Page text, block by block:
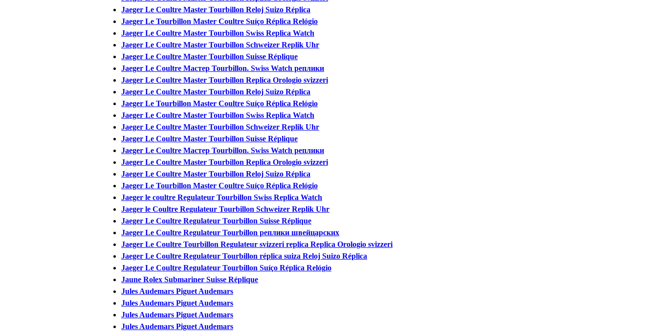
Jaeger Le Coultre Master Tourbillon Reloj Suizo Réplica
Jaeger Le Tourbillon Master Coultre Suíço Réplica Relógio
Jaeger Le Coultre Master Tourbillon Swiss Replica Watch
Jaeger Le Coultre Master Tourbillon Schweizer Replik Uhr
Jaeger Le Coultre Master Tourbillon Suisse Réplique
Jaeger Le Coultre Мастер Tourbillon. Swiss Watch реплики
Jaeger Le Coultre Master Tourbillon Replica Orologio svizzeri
Jaeger Le Coultre Master Tourbillon Reloj Suizo Réplica
Jaeger Le Tourbillon Master Coultre Suíço Réplica Relógio
Jaeger Le Coultre Master Tourbillon Swiss Replica Watch
Jaeger Le Coultre Master Tourbillon Schweizer Replik Uhr
Jaeger Le Coultre Master Tourbillon Suisse Réplique
Jaeger Le Coultre Мастер Tourbillon. Swiss Watch реплики
Jaeger Le Coultre Master Tourbillon Replica Orologio svizzeri
Jaeger Le Coultre Master Tourbillon Reloj Suizo Réplica
Jaeger Le Tourbillon Master Coultre Suíço Réplica Relógio
Jaeger le coultre Regulateur Tourbillon Swiss Replica Watch
Jaeger le Coultre Regulateur Tourbillon Schweizer Replik Uhr
Jaeger Le Coultre Regulateur Tourbillon Suisse Réplique
Jaeger Le Coultre Regulateur Tourbillon реплики швейцарских
Jaeger Le Coultre Tourbillon Regulateur svizzeri replica Replica Orologio svizzeri
Jaeger Le Coultre Regulateur Tourbillon réplica suiza Reloj Suizo Réplica
Jaeger Le Coultre Regulateur Tourbillon Suíço Réplica Relógio
Jaune Rolex Submariner Suisse Réplique
Jules Audemars Piguet Audemars
Jules Audemars Piguet Audemars
Jules Audemars Piguet Audemars
Jules Audemars Piguet Audemars